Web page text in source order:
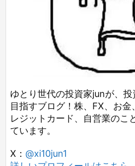
ゆとり世代の投資家junが、投
目指すブログ！株、FX、お金
レジットカード、自営業のこ
ています。
X： @xi10jun1